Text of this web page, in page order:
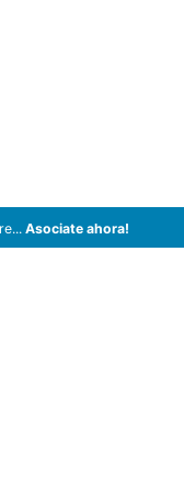
Asociate ahora!